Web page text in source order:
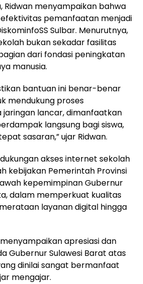
Ridwan menyampaikan bahwa
pemanfaatan menjadi
Sulbar. Menurutnya,
bukan sekadar fasilitas
dari fondasi peningkatan
manusia.
bantuan ini benar-benar
mendukung proses
jaringan lancar, dimanfaatkan
langsung bagi siswa,
sasaran,” ujar Ridwan.
akses internet sekolah
kebijakan Pemerintah Provinsi
kepemimpinan Gubernur
dalam memperkuat kualitas
layanan digital hingga
apresiasi dan
Gubernur Sulawesi Barat atas
dinilai sangat bermanfaat
mengajar.